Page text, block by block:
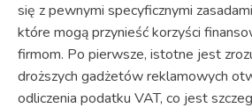
się z pewnymi specyficznymi
które mogą przynieść korzyści
firmom. Po pierwsze, istotne jest
droższych gadżetów reklamowych
odliczenia podatku VAT, co jest